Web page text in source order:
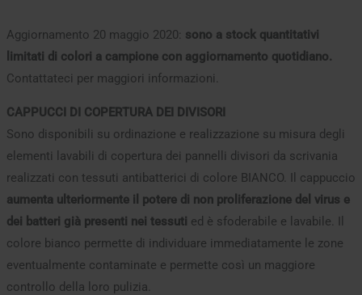
Aggiornamento 20 maggio 2020: sono a stock quantitativi
limitati di colori a campione con aggiornamento quotidiano.
Contattateci per maggiori informazioni.
CAPPUCCI DI COPERTURA DEI DIVISORI
Sono disponibili su ordinazione e realizzazione su misura degli
elementi lavabili di copertura dei pannelli divisori da scrivania
realizzati con tessuti antibatterici di colore BIANCO. Il cappuccio
aumenta ulteriormente il potere di non proliferazione del virus e
dei batteri già presenti nei tessuti ed è sfoderabile e lavabile. Il
colore bianco permette di individuare immediatamente le zone
eventualmente contaminate e permette così un maggiore
controllo della loro pulizia.